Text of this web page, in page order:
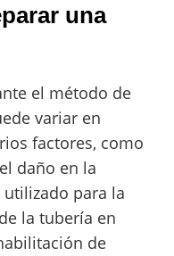
una
el método de
variar en
factores, como
daño en la
para la
la tubería en
de